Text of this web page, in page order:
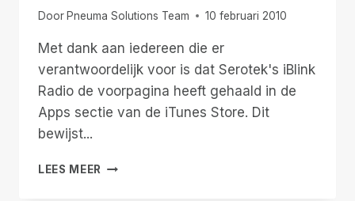
Door Pneuma Solutions Team 10 februari 2010
Met dank aan iedereen die er
verantwoordelijk voor is dat Serotek's iBlink
Radio de voorpagina heeft gehaald in de
Apps sectie van de iTunes Store. Dit
bewijst...
LEES MEER SEROTEK'S